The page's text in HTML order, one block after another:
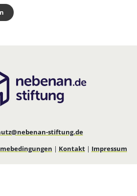
stiftung.de
| Kontakt| Impressum